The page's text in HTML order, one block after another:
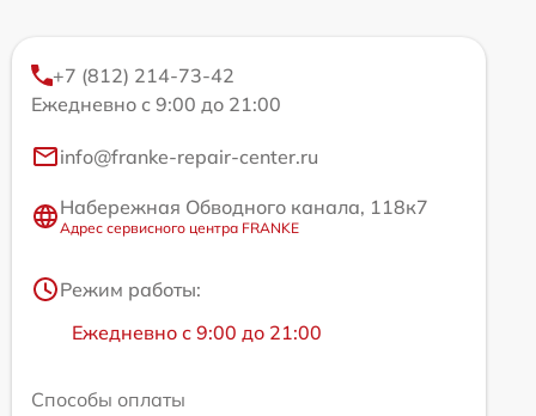
+7 (812) 214-73-42
Ежедневно с 9:00 до 21:00
info@franke-repair-center.ru
Набережная Обводного канала, 118к7
Адрес сервисного центра FRANKE
Режим работы:
Ежедневно с 9:00 до 21:00
Способы оплаты